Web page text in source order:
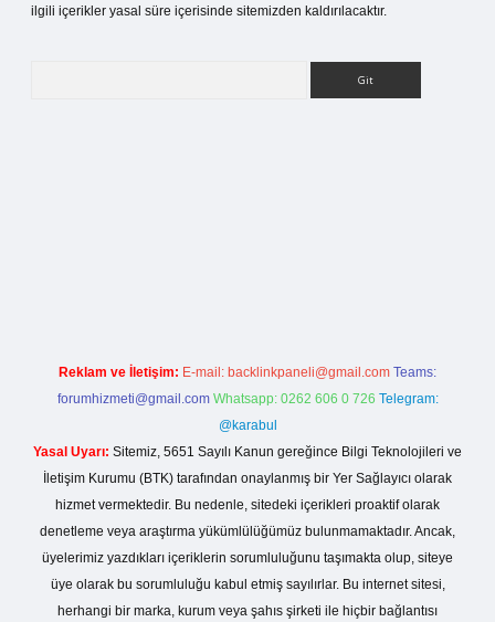
ilgili içerikler yasal süre içerisinde sitemizden kaldırılacaktır.
Reklam ve İletişim: E-mail: backlinkpaneli@gmail.com Teams:
forumhizmeti@gmail.com Whatsapp: 0262 606 0 726 Telegram:
@karabul
Yasal Uyarı: Sitemiz, 5651 Sayılı Kanun gereğince Bilgi Teknolojileri ve
İletişim Kurumu (BTK) tarafından onaylanmış bir Yer Sağlayıcı olarak
hizmet vermektedir. Bu nedenle, sitedeki içerikleri proaktif olarak
denetleme veya araştırma yükümlülüğümüz bulunmamaktadır. Ancak,
üyelerimiz yazdıkları içeriklerin sorumluluğunu taşımakta olup, siteye
üye olarak bu sorumluluğu kabul etmiş sayılırlar. Bu internet sitesi,
herhangi bir marka, kurum veya şahıs şirketi ile hiçbir bağlantısı